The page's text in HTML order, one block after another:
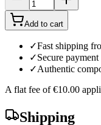
Add to cart
✓Fast shipping
✓Secure
✓Authentic
A flat fee of €10.00
Shipping